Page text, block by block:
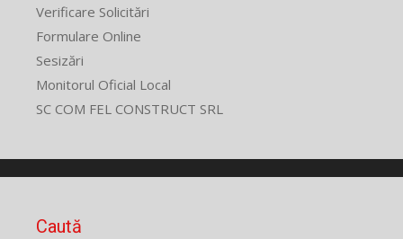
Verificare Solicitări
Formulare Online
Sesizări
Monitorul Oficial Local
SC COM FEL CONSTRUCT SRL
Caută